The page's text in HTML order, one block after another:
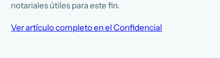
notariales útiles para este fin.
Ver artículo completo en el Confidencial